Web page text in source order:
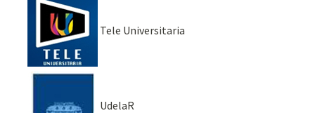
Tele Universitaria
UdelaR